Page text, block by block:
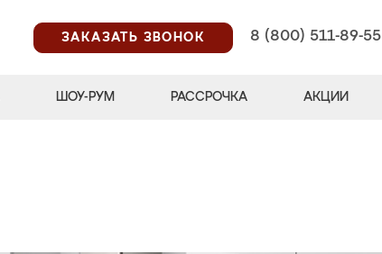
ЗАКАЗАТЬ ЗВОНОК
8 (800) 511-89-55
ШОУ-РУМ РАССРОЧКА АКЦИИ